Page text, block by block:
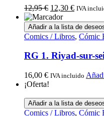
12,95€ 12,30 € IVA
Añadir a la lista de
Comics / Libros, Cómic
RG 1. Riyad-sur-
16,00 € IVA incluido
¡Oferta!
Añadir a la lista de
Comics / Libros, Cómic